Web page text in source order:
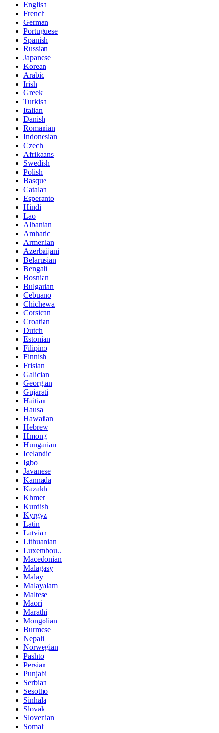
English
French
German
Portuguese
Spanish
Russian
Japanese
Korean
Arabic
Irish
Greek
Turkish
Italian
Danish
Romanian
Indonesian
Czech
Afrikaans
Swedish
Polish
Basque
Catalan
Esperanto
Hindi
Lao
Albanian
Amharic
Armenian
Azerbaijani
Belarusian
Bengali
Bosnian
Bulgarian
Cebuano
Chichewa
Corsican
Croatian
Dutch
Estonian
Filipino
Finnish
Frisian
Galician
Georgian
Gujarati
Haitian
Hausa
Hawaiian
Hebrew
Hmong
Hungarian
Icelandic
Igbo
Javanese
Kannada
Kazakh
Khmer
Kurdish
Kyrgyz
Latin
Latvian
Lithuanian
Luxembou..
Macedonian
Malagasy
Malay
Malayalam
Maltese
Maori
Marathi
Mongolian
Burmese
Nepali
Norwegian
Pashto
Persian
Punjabi
Serbian
Sesotho
Sinhala
Slovak
Slovenian
Somali